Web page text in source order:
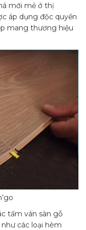
mới mẻ ở thị
áp dụng độc quyền
mang thương hiệu
tấm ván sàn gỗ
các loại hèm